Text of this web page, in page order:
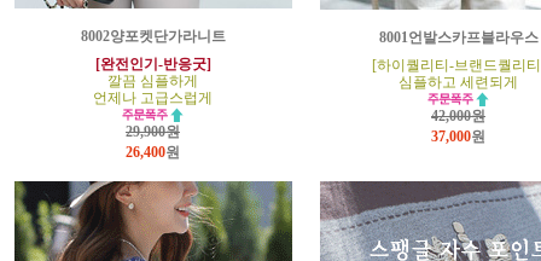
8002양포켓단가라니트
[완전인기-반응굿]
깔끔 심플하게
언제나 고급스럽게
29,900원
26,400원
8001언발스카프블라우스
[하이퀄리티-브랜드퀄리
심플하고 세련되게
42,000원
37,000원